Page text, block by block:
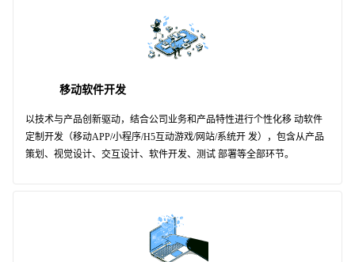
移动软件开发
以技术与产品创新驱动，结合公司业务和产品特性进行个性化移 动软件
定制开发（移动APP/小程序/H5互动游戏/网站/系统开 发），包含从产品
策划、视觉设计、交互设计、软件开发、测试 部署等全部环节。